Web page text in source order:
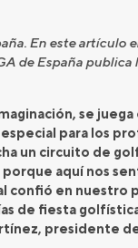
En este artículo
de España
se juega
especial para los
un circuito de
aquí nos
confió en nuestro
de fiesta
presidente de